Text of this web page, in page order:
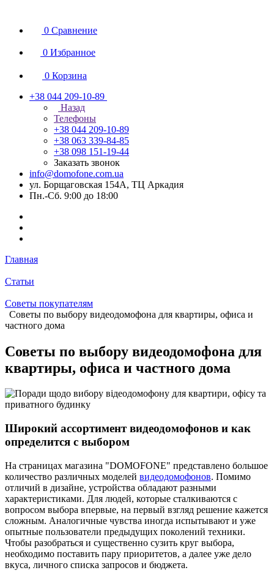
0 Сравнение
0 Избранное
0 Корзина
+38 044 209-10-89
Назад
Телефоны
+38 044 209-10-89
+38 063 339-84-85
+38 098 151-19-44
Заказать звонок
info@domofone.com.ua
ул. Борщаговская 154А, ТЦ Аркадия
Пн.-Сб. 9:00 до 18:00
Главная
Статьи
Советы покупателям
Советы по выбору видеодомофона для квартиры, офиса и
частного дома
Советы по выбору видеодомофона для
квартиры, офиса и частного дома
Широкий ассортимент видеодомофонов и как
определится с выбором
На страницах магазина "DOMOFONE" представлено большое
количество различных моделей видеодомофонов. Помимо
отличий в дизайне, устройства обладают разными
характеристиками. Для людей, которые сталкиваются с
вопросом выбора впервые, на первый взгляд решение кажется
сложным. Аналогичные чувства иногда испытывают и уже
опытные пользователи предыдущих поколений техники.
Чтобы разобраться и существенно сузить круг выбора,
необходимо поставить пару приоритетов, а далее уже дело
вкуса, личного списка запросов и бюджета.